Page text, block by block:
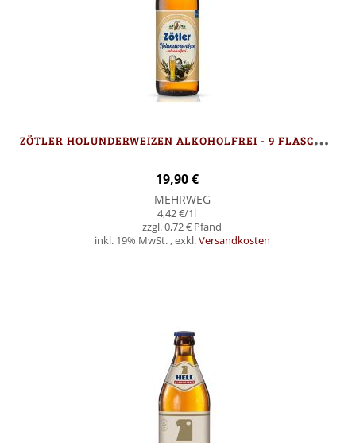
Z
ÖTLER HOLUNDERWEIZEN ALKOHOLFREI - 9 FLASCHEN
19,90 €
MEHRWEG
4,42 €/1l
0,72 €
inkl. 19% MwSt. ,exkl.Versandkosten